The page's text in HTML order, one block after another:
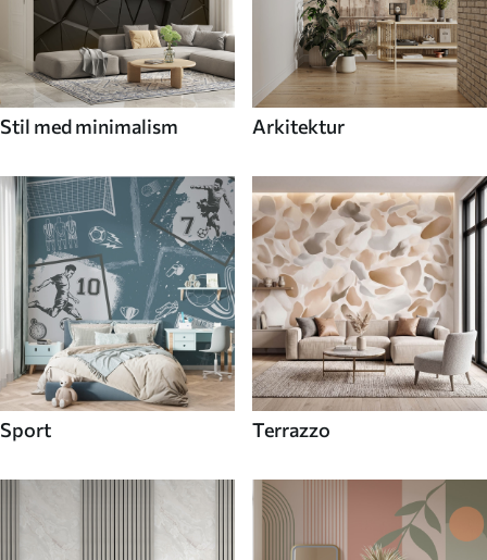
Stil med minimalism Arkitektur
Sport Terrazzo